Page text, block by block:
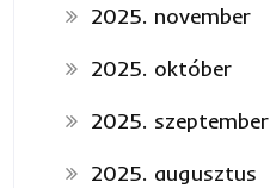
2025. november
2025. október
2025. szeptember
2025. augusztus